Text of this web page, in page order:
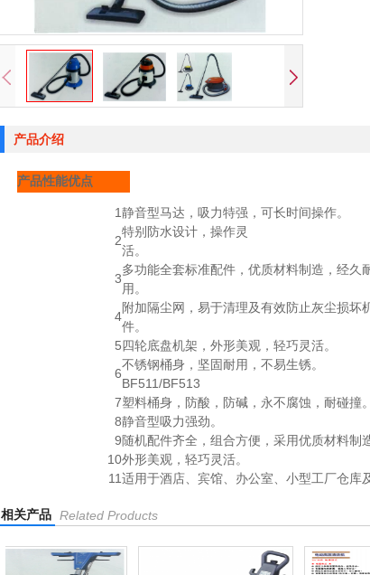
产品介绍
产品性能优点
1静音型马达，吸力特强，可长时间操作。
2
特别防水设计，操作灵
活。
3
多功能全套标准配件，优质材料制造，经久
用。
4
附加隔尘网，易于清理及有效防止灰尘损坏
件。
5四轮底盘机架，外形美观，轻巧灵活。
6
不锈钢桶身，坚固耐用，不易生锈。
BF511/BF513
7塑料桶身，防酸，防碱，永不腐蚀，耐碰撞
8静音型吸力强劲。
9随机配件齐全，组合方便，采用优质材料制
10外形美观，轻巧灵活。
11适用于酒店、宾馆、办公室、小型工厂仓库
相关产品 Related Products